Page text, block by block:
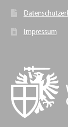
Impressum